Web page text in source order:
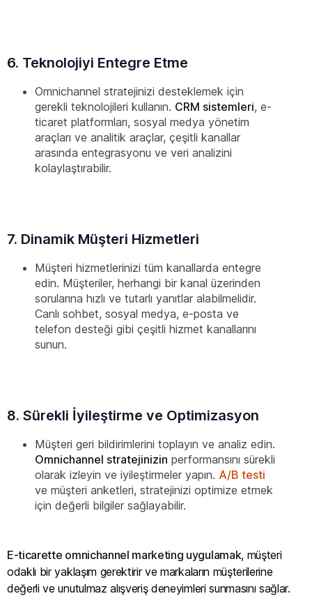
6. Teknolojiyi Entegre Etme
Omnichannel stratejinizi desteklemek için
gerekli teknolojileri kullanın. CRM sistemleri, e-
ticaret platformları, sosyal medya yönetim
araçları ve analitik araçlar, çeşitli kanallar
arasında entegrasyonu ve veri analizini
kolaylaştırabilir.
7. Dinamik Müşteri Hizmetleri
Müşteri hizmetlerinizi tüm kanallarda entegre
edin. Müşteriler, herhangi bir kanal üzerinden
sorularına hızlı ve tutarlı yanıtlar alabilmelidir.
Canlı sohbet, sosyal medya, e-posta ve
telefon desteği gibi çeşitli hizmet kanallarını
sunun.
8. Sürekli İyileştirme ve Optimizasyon
Müşteri geri bildirimlerini toplayın ve analiz edin.
Omnichannel stratejinizin performansını sürekli
olarak izleyin ve iyileştirmeler yapın. A/B testi
ve müşteri anketleri, stratejinizi optimize etmek
için değerli bilgiler sağlayabilir.
E-ticarette omnichannel marketing uygulamak, müşteri
odaklı bir yaklaşım gerektirir ve markaların müşterilerine
değerli ve unutulmaz alışveriş deneyimleri sunmasını sağlar.